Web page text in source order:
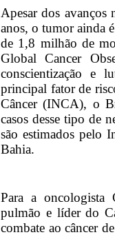
Apesar dos avanços
anos, o tumor ainda
de 1,8 milhão de
Global Cancer
conscientização e
principal fator de
Câncer (INCA), o
casos desse tipo de
são estimados pelo
Bahia.
Para a oncologista
pulmão e líder do
combate ao câncer